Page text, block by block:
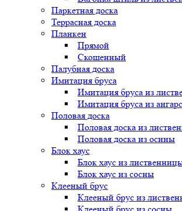
Паркетная доска
Террасная доска
Планкен
Прямой
Скошенный
Палубная доска
Имитация бруса
Имитация бруса из
Имитация бруса из
Половая доска
Половая доска из
Половая доска из осины
Блок хаус
Блок хаус из
Блок хаус из сосны
Клееный брус
Клееный брус из